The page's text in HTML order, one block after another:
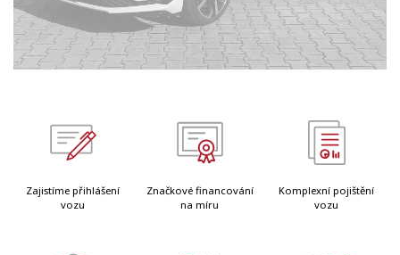
Zajistíme přihlášení
vozu
Značkové financování
na míru
Komplexní pojištění
vozu